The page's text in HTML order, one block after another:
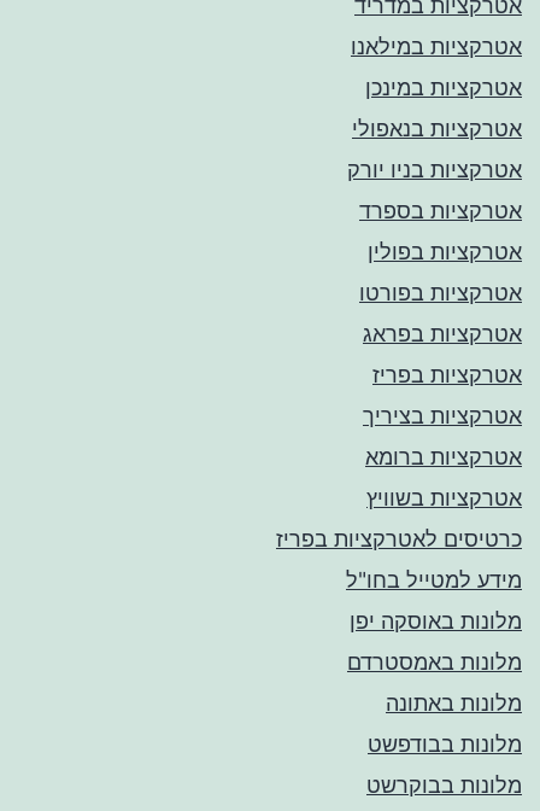
אטרקציות במדריד
אטרקציות במילאנו
אטרקציות במינכן
אטרקציות בנאפולי
אטרקציות בניו יורק
אטרקציות בספרד
אטרקציות בפולין
אטרקציות בפורטו
אטרקציות בפראג
אטרקציות בפריז
אטרקציות בציריך
אטרקציות ברומא
אטרקציות בשוויץ
כרטיסים לאטרקציות בפריז
מידע למטייל בחו"ל
מלונות באוסקה יפן
מלונות באמסטרדם
מלונות באתונה
מלונות בבודפשט
מלונות בבוקרשט